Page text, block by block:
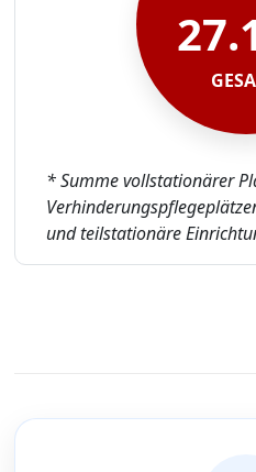
* Summe vollstationärer
und teilstationäre